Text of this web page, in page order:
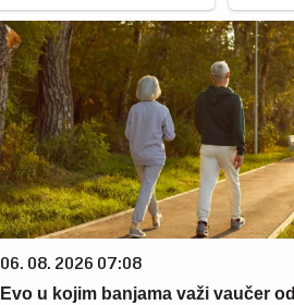
06. 08. 2026 07:08
Evo u kojim banjama važi vaučer od